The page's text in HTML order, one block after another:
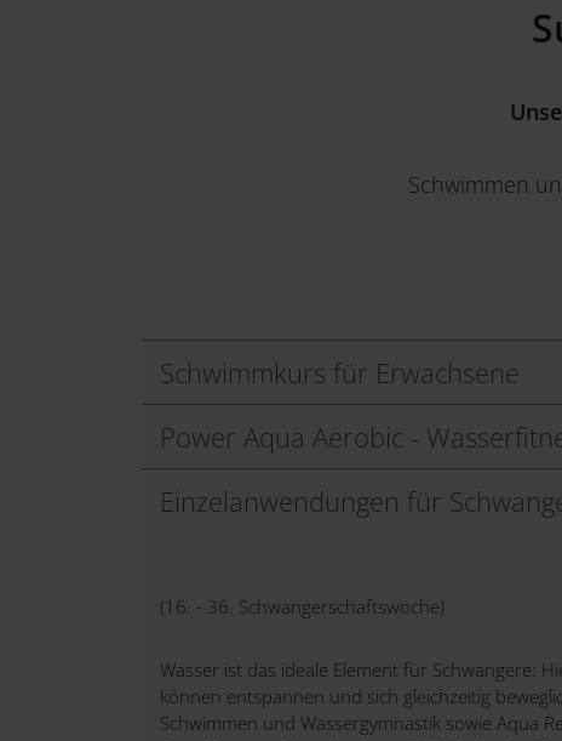
Schwimmen
Schwimmkurs für Erwachsene
Power Aqua Aerobic -
Einzelanwendungen für
(16. - 36. Schwangerschaftswoche)
Wasser ist das ideale Element für Schwangere:
können entspannen und sich gleichzeitig
Schwimmen und Wassergymnastik sowie Aqua